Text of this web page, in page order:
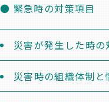
● 緊急時の対策項目
災害が発生した時の
災害時の組織体制